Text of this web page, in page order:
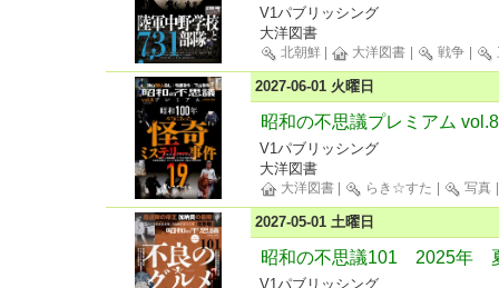
V1パブリッシング
大洋図書
北朝鮮 大洋図書 戦争
2027-06-01 火曜日
昭和の不思議プレミアム vol.8
V1パブリッシング
大洋図書
大洋図書 らき☆すた 写真
2027-05-01 土曜日
昭和の不思議101 2025年
V1パブリッシング